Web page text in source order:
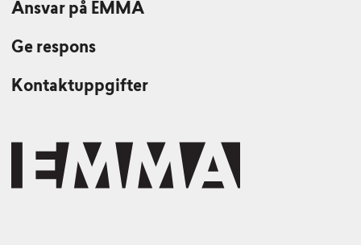
Ansvar på EMMA
Ge respons
Kontaktuppgifter